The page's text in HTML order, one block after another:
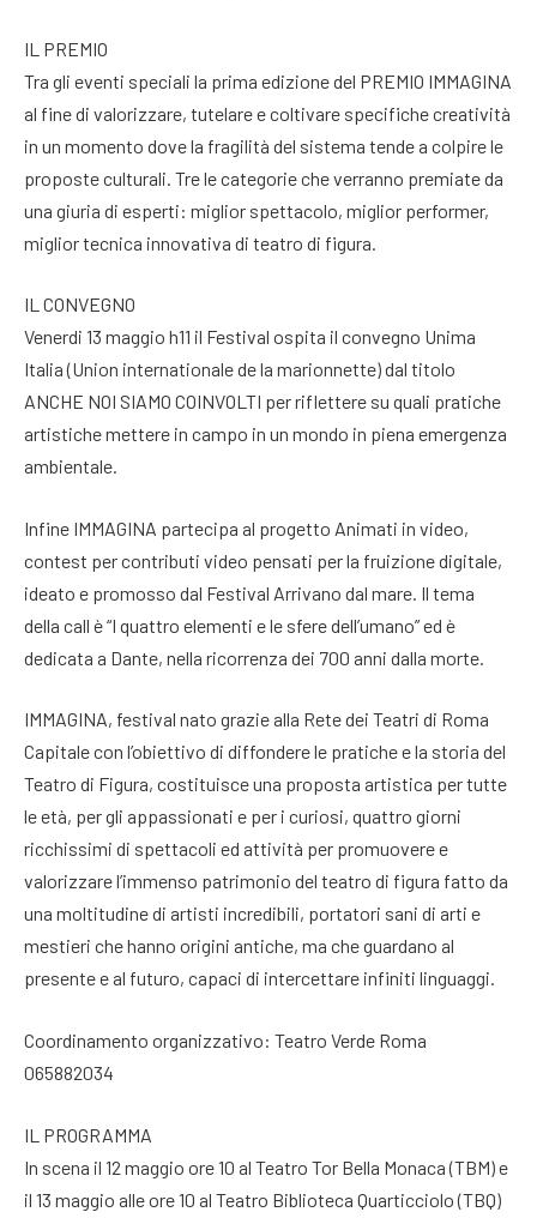
IL PREMIO
Tra gli eventi speciali la prima edizione del PREMIO IMMAGINA
al fine di valorizzare, tutelare e coltivare specifiche creatività
in un momento dove la fragilità del sistema tende a colpire le
proposte culturali. Tre le categorie che verranno premiate da
una giuria di esperti: miglior spettacolo, miglior performer,
miglior tecnica innovativa di teatro di figura.
IL CONVEGNO
Venerdi 13 maggio h11 il Festival ospita il convegno Unima
Italia (Union internationale de la marionnette) dal titolo
ANCHE NOI SIAMO COINVOLTI per riflettere su quali pratiche
artistiche mettere in campo in un mondo in piena emergenza
ambientale.
Infine IMMAGINA partecipa al progetto Animati in video,
contest per contributi video pensati per la fruizione digitale,
ideato e promosso dal Festival Arrivano dal mare. Il tema
della call è “I quattro elementi e le sfere dell’umano” ed è
dedicata a Dante, nella ricorrenza dei 700 anni dalla morte.
IMMAGINA, festival nato grazie alla Rete dei Teatri di Roma
Capitale con l’obiettivo di diffondere le pratiche e la storia del
Teatro di Figura, costituisce una proposta artistica per tutte
le età, per gli appassionati e per i curiosi, quattro giorni
ricchissimi di spettacoli ed attività per promuovere e
valorizzare l’immenso patrimonio del teatro di figura fatto da
una moltitudine di artisti incredibili, portatori sani di arti e
mestieri che hanno origini antiche, ma che guardano al
presente e al futuro, capaci di intercettare infiniti linguaggi.
Coordinamento organizzativo: Teatro Verde Roma
065882034
IL PROGRAMMA
In scena il 12 maggio ore 10 al Teatro Tor Bella Monaca (TBM) e
il 13 maggio alle ore 10 al Teatro Biblioteca Quarticciolo (TBQ)